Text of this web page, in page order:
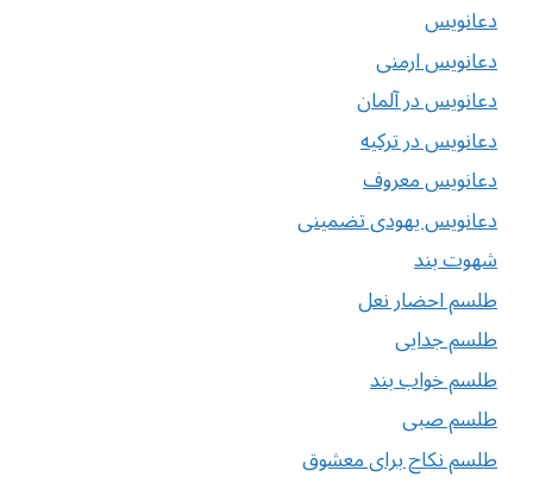
دعانویس
دعانویس ارمنی
دعانویس در آلمان
دعانویس در ترکیه
دعانویس معروف
دعانویس یهودی تضمینی
شهوت بند
طلسم احضار نعل
طلسم جدایی
طلسم خواب بند
طلسم صبی
طلسم نکاح برای معشوق